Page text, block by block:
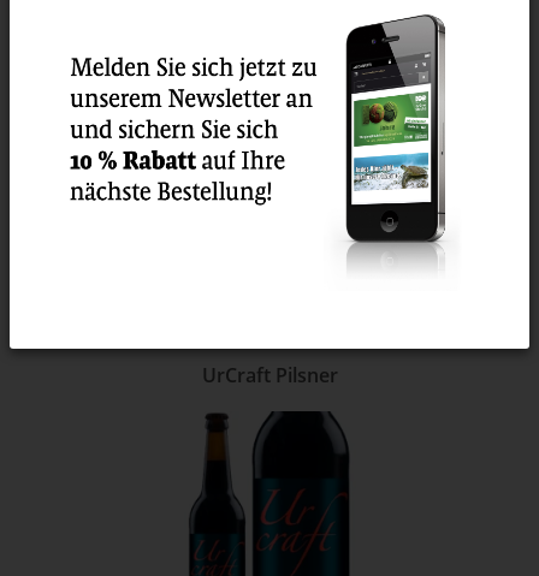
UrCraft Bockbier
UrCraft Pilsner